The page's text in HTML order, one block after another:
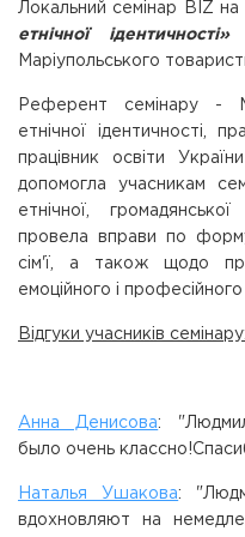
Локальний семінар BIZ на
етнічної ідентичності»
Маріупольського
Референт семінару -
етнічної ідентичності,
працівник освіти
допомогла учасникам
етнічної,
провела вправи по
сім'ї, а також щодо
емоційного і професійного
Відгуки учасників семінару:
Анна Денисова:
было очень
Наталья Ушакова:
вдохновляют на